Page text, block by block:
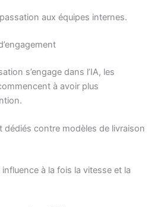
aux équipes internes.
s’engage dans l’IA, les
à avoir plus
dédiés contre modèles de livraison
influence à la fois la vitesse et la